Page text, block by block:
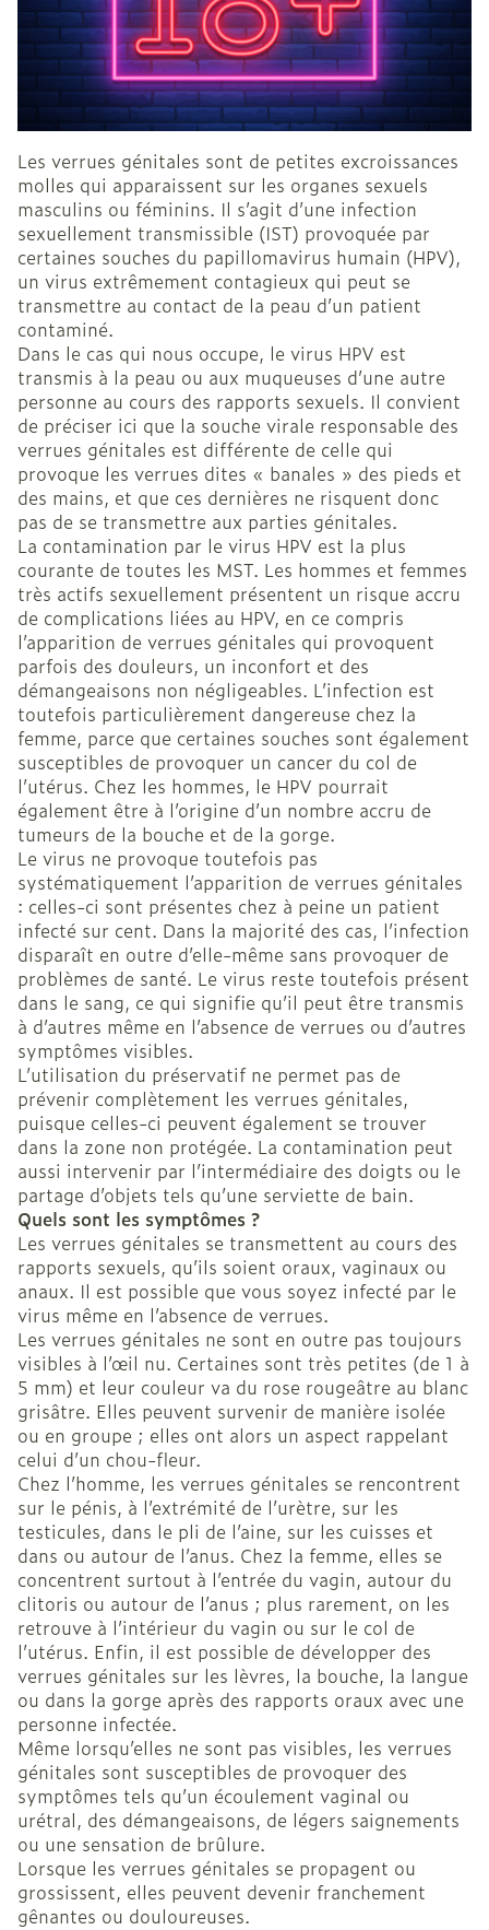
Les verrues génitales sont de petites excroissances
molles qui apparaissent sur les organes sexuels
masculins ou féminins. Il s’agit d’une infection
sexuellement transmissible (IST) provoquée par
certaines souches du papillomavirus humain (HPV),
un virus extrêmement contagieux qui peut se
transmettre au contact de la peau d’un patient
contaminé.
Dans le cas qui nous occupe, le virus HPV est
transmis à la peau ou aux muqueuses d’une autre
personne au cours des rapports sexuels. Il convient
de préciser ici que la souche virale responsable des
verrues génitales est différente de celle qui
provoque les verrues dites « banales » des pieds et
des mains, et que ces dernières ne risquent donc
pas de se transmettre aux parties génitales.
La contamination par le virus HPV est la plus
courante de toutes les MST. Les hommes et femmes
très actifs sexuellement présentent un risque accru
de complications liées au HPV, en ce compris
l’apparition de verrues génitales qui provoquent
parfois des douleurs, un inconfort et des
démangeaisons non négligeables. L’infection est
toutefois particulièrement dangereuse chez la
femme, parce que certaines souches sont également
susceptibles de provoquer un cancer du col de
l’utérus. Chez les hommes, le HPV pourrait
également être à l’origine d’un nombre accru de
tumeurs de la bouche et de la gorge.
Le virus ne provoque toutefois pas
systématiquement l’apparition de verrues génitales
: celles-ci sont présentes chez à peine un patient
infecté sur cent. Dans la majorité des cas, l’infection
disparaît en outre d’elle-même sans provoquer de
problèmes de santé. Le virus reste toutefois présent
dans le sang, ce qui signifie qu’il peut être transmis
à d’autres même en l’absence de verrues ou d’autres
symptômes visibles.
L’utilisation du préservatif ne permet pas de
prévenir complètement les verrues génitales,
puisque celles-ci peuvent également se trouver
dans la zone non protégée. La contamination peut
aussi intervenir par l’intermédiaire des doigts ou le
partage d’objets tels qu’une serviette de bain.
Quels sont les symptômes ?
Les verrues génitales se transmettent au cours des
rapports sexuels, qu’ils soient oraux, vaginaux ou
anaux. Il est possible que vous soyez infecté par le
virus même en l’absence de verrues.
Les verrues génitales ne sont en outre pas toujours
visibles à l’œil nu. Certaines sont très petites (de 1 à
5 mm) et leur couleur va du rose rougeâtre au blanc
grisâtre. Elles peuvent survenir de manière isolée
ou en groupe ; elles ont alors un aspect rappelant
celui d’un chou-fleur.
Chez l’homme, les verrues génitales se rencontrent
sur le pénis, à l’extrémité de l’urètre, sur les
testicules, dans le pli de l’aine, sur les cuisses et
dans ou autour de l’anus. Chez la femme, elles se
concentrent surtout à l’entrée du vagin, autour du
clitoris ou autour de l’anus ; plus rarement, on les
retrouve à l’intérieur du vagin ou sur le col de
l’utérus. Enfin, il est possible de développer des
verrues génitales sur les lèvres, la bouche, la langue
ou dans la gorge après des rapports oraux avec une
personne infectée.
Même lorsqu’elles ne sont pas visibles, les verrues
génitales sont susceptibles de provoquer des
symptômes tels qu’un écoulement vaginal ou
urétral, des démangeaisons, de légers saignements
ou une sensation de brûlure.
Lorsque les verrues génitales se propagent ou
grossissent, elles peuvent devenir franchement
gênantes ou douloureuses.